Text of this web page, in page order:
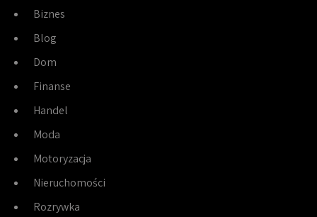
Biznes
Blog
Dom
Finanse
Handel
Moda
Motoryzacja
Nieruchomości
Rozrywka